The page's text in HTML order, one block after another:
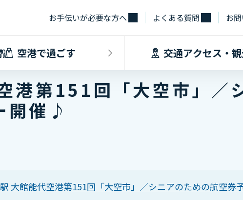
お手伝いが必要な方へ よくある質問 お
飛行機に乗るINDEX
フライト情報
空港で過ごす
空港で過ごすINDEX
フロアマップ
交通アクセス・
交通アクセ
施設・サー
港第151回「大空市」／
開催♪
大館能代空港第151回「大空市」／シニアのための航空券